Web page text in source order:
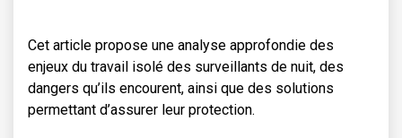
Cet article propose une analyse approfondie des
enjeux du travail isolé des surveillants de nuit, des
dangers qu’ils encourent, ainsi que des solutions
permettant d’assurer leur protection.